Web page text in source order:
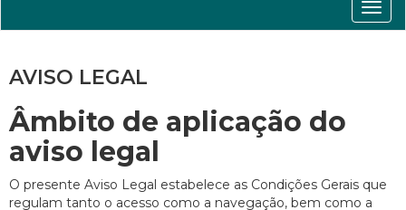
AVISO LEGAL
Âmbito de aplicação do
aviso legal
O presente Aviso Legal estabelece as Condições Gerais que
regulam tanto o acesso como a navegação, bem como a